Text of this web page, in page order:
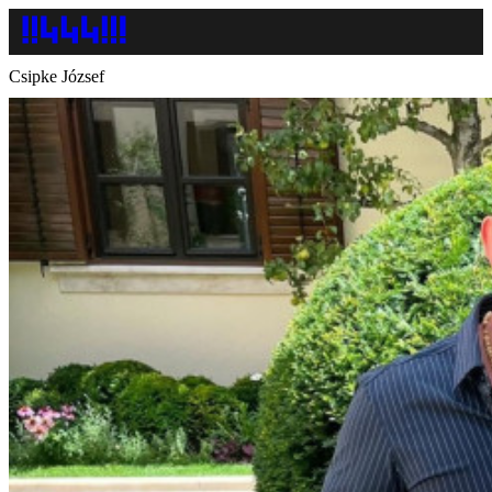
Csipke József